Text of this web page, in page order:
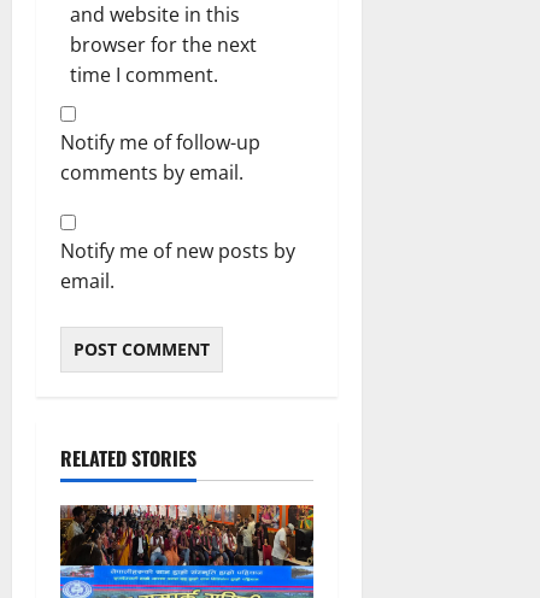
and website in this
browser for the next
time I comment.
Notify me of follow-up
comments by email.
Notify me of new posts by
email.
RELATED STORIES